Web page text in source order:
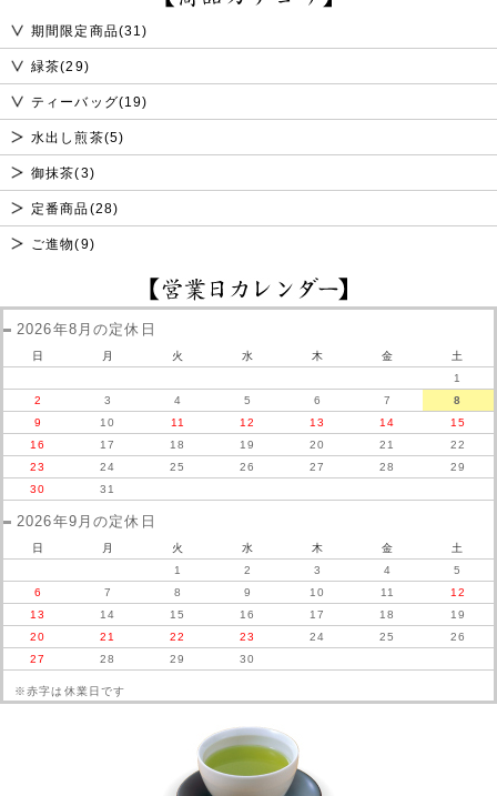
期間限定商品(31)
緑茶(29)
ティーバッグ(19)
水出し煎茶(5)
御抹茶(3)
定番商品(28)
ご進物(9)
2026年8月の定休日
日 月 火 水 木 金
土
1
2
3 4 5 6 7
8
9
10 11 12 13 14
15
16
17 18 19 20 21
22
23
24 25 26 27 28
29
30
31
2026年9月の定休日
日 月 火 水 木 金
土
1
2 3 4
5
6
7 8 9 10 11
12
13
14 15 16 17 18
19
20
21 22 23 24 25
26
27
28 29 30
※赤字は休業日です